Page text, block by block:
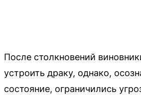
После столкновений
устроить драку, однако,
состояние, ограничились